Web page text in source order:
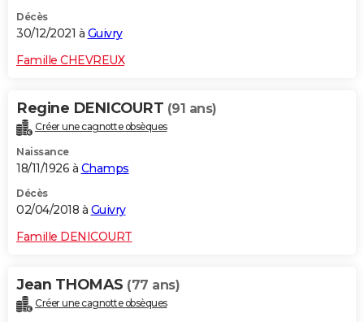
S'inscrire
Se connecter
Lycées
Collèges
Primaires
Universités
Entreprises
Service militaire
Avis de recherche
AVIS DE DÉCÈS
FORUM
Bricolage
Culture
Television
Voyage
Décès
30/12/2021 à Guivry
Famille CHEVREUX
Regine DENICOURT (91 ans)
Créer une cagnotte obsèques
Naissance
18/11/1926 à Champs
Décès
02/04/2018 à Guivry
Famille DENICOURT
Jean THOMAS (77 ans)
Créer une cagnotte obsèques